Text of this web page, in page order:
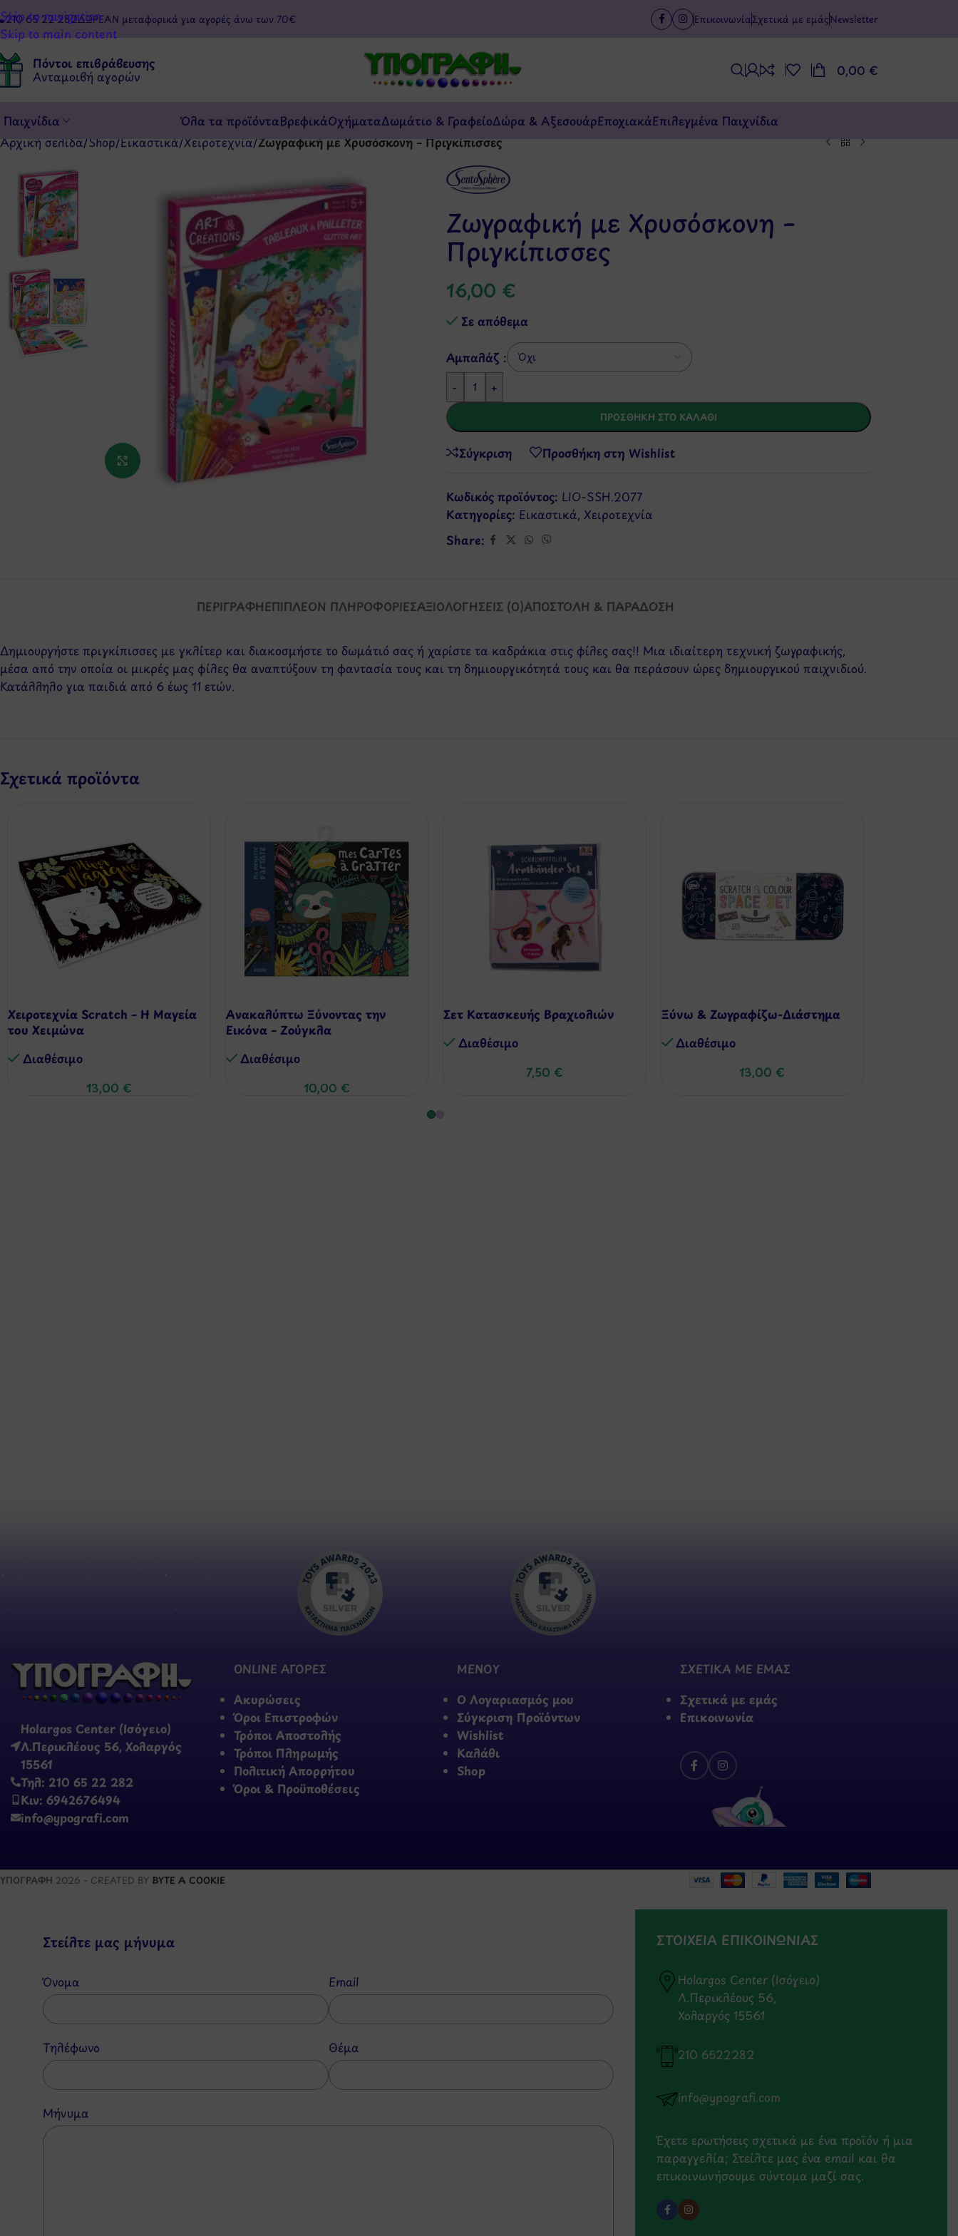
Skip to navigation
Skip to main content
210 65 22 282ΔΩΡΕΑΝ μεταφορικά για αγορές άνω των 70€ Επικοινωνία Σχετικά με εμάςNewsletter
Πόντοι επιβράβευσης
Ανταμοιβή αγορών 0,00 €
Παιχνίδια Όλα τα προϊόνταΒρεφικάΟχήματαΔωμάτιο & ΓραφείοΔώρα & ΑξεσουάρΕποχιακάΕπιλεγμένα Παιχνίδια
Αρχική σελίδα/Shop/Εικαστικά/Χειροτεχνία/Ζωγραφική με Χρυσόσκονη – Πριγκίπισσες
Κάντε κλικ για μεγέθυνση
Ζωγραφική με Χρυσόσκονη –
Πριγκίπισσες
16,00 €
Σε απόθεμα
Αμπαλάζ :
-
+
ΠΡΟΣΘΉΚΗ ΣΤΟ ΚΑΛΆΘΙ
Σύγκριση Προσθήκη στη Wishlist
Κωδικός προϊόντος: LIO-SSH.2077
Κατηγορίες: Εικαστικά, Χειροτεχνία
Share:
ΠΕΡΙΓΡΑΦΉΕΠΙΠΛΈΟΝ ΠΛΗΡΟΦΟΡΊΕΣΑΞΙΟΛΟΓΉΣΕΙΣ (0)ΑΠΟΣΤΟΛΉ & ΠΑΡΆΔΟΣΗ
Δημιουργήστε πριγκίπισσες με γκλίτερ και διακοσμήστε το δωμάτιό σας ή χαρίστε τα καδράκια στις φίλες σας!! Μια ιδιαίτερη τεχνική ζωγραφικής,
μέσα από την οποία οι μικρές μας φίλες θα αναπτύξουν τη φαντασία τους και τη δημιουργικότητά τους και θα περάσουν ώρες δημιουργικού παιχνιδιού.
Κατάλληλο για παιδιά από 6 έως 11 ετών.
Σχετικά προϊόντα
Χειροτεχνία Scratch – Η Μαγεία
του Χειμώνα
Διαθέσιμo
13,00 €
Ανακαλύπτω Ξύνοντας την
Εικόνα – Ζούγκλα
Διαθέσιμo
10,00 €
Σετ Κατασκευής Βραχιολιών
Διαθέσιμo
7,50 €
Ξύνω & Ζωγραφίζω-Διάστημα
Διαθέσιμo
13,00€
Holargos Center (Ισόγειο)
Λ.Περικλέους 56, Χολαργός
15561
Τηλ: 210 65 22 282
Κιν: 6942676494
info@ypografi.com
ONLINE ΑΓΟΡΕΣ
Ακυρώσεις
Όροι Επιστροφών
Τρόποι Αποστολής
Τρόποι Πληρωμής
Πολιτική Απορρήτου
Όροι & Προϋποθέσεις
ΜΕΝΟΥ
Ο Λογαριασμός μου
Σύγκριση Προϊόντων
Wishlist
Καλάθι
Shop
ΣΧΕΤΙΚΑ ΜΕ ΕΜΑΣ
Σχετικά με εμάς
Επικοινωνία
ΥΠΟΓΡΑΦΗ 2026 - CREATED BY BYTE A COOKIE
Στείλτε μας μήνυμα
Όνομα Email
Τηλέφωνο Θέμα
Μήνυμα
ΣΤΟΙΧΕΙΑ ΕΠΙΚΟΙΝΩΝΙΑΣ
Holargos Center (Ισόγειο)
Λ.Περικλέους 56,
Χολαργός 15561
210 6522282
info@ypografi.com
Έχετε ερωτήσεις σχετικά με ένα προϊόν ή μια
παραγγελία; Στείλτε μας ένα email και θα
επικοινωνήσουμε σύντομα μαζί σας.